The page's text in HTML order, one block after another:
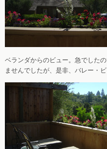
ベランダからのビュー。急でした
ませんでしたが、是非、バレー